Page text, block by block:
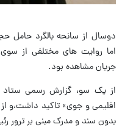
دوسال از سانحه بالگرد حامل
اما روایت های مختلفی از
جریان مشاهده بود.
از یک سو، گزارش رسمی ستاد
اقلیمی و جوی» تاکید داشت،و
بدون سند و مدرک مبنی بر ترور